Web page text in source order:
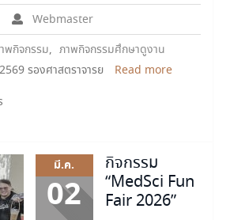
Webmaster
พกิจกรรม, ภาพกิจกรรมศึกษาดูงาน
รองศาสตราจารย
Read more
มี.ค.
02
กิจกรรม
“MedSci Fun
Fair 2026”